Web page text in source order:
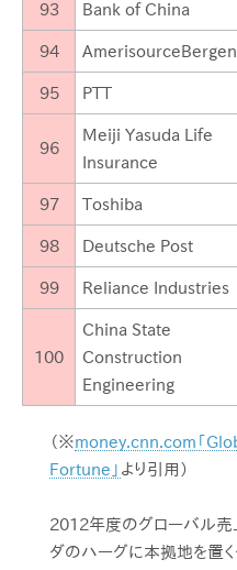
93 Bank of China
94 AmerisourceBergen
95 PTT
96
Meiji Yasuda Life
Insurance
97 Toshiba
98 Deutsche Post
99 Reliance Industries
100
China State
Construction
Engineering
（※money.cnn.com「
Fortune」 より引用）
2012年度のグローバル売
ダのハーグに本拠地を置く